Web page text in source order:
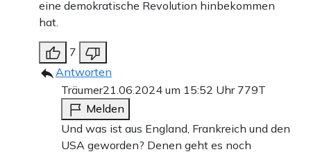
eine demokratische Revolution hinbekommen
hat.
7
Antworten
Träumer21.06.2024 um 15:52 Uhr 779T
Melden
Und was ist aus England, Frankreich und den
USA geworden? Denen geht es noch